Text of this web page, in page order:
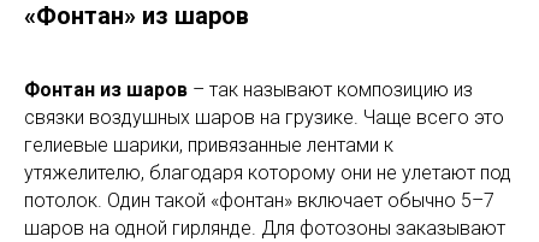
«Фонтан» из шаров
Фонтан из шаров – так называют композицию из
связки воздушных шаров на грузике. Чаще всего это
гелиевые шарики, привязанные лентами к
утяжелителю, благодаря которому они не улетают под
потолок. Один такой «фонтан» включает обычно 5–7
шаров на одной гирлянде. Для фотозоны заказывают